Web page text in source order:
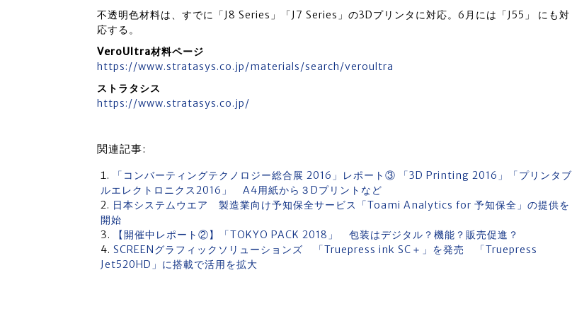
不透明色材料は、すでに「J8 Series」「J7 Series」の3Dプリンタに対応。6月には「J55」 にも対
応する。
VeroUltra材料ページ
https://www.stratasys.co.jp/materials/search/veroultra
ストラタシス
https://www.stratasys.co.jp/
関連記事:
「コンバーティングテクノロジー総合展 2016」レポート③ 「3D Printing 2016」「プリンタブ
ルエレクトロニクス2016」 A4用紙から３Dプリントなど
日本システムウエア 製造業向け予知保全サービス「Toami Analytics for 予知保全」の提供を
開始
【開催中レポート②】「TOKYO PACK 2018」 包装はデジタル？機能？販売促進？
SCREENグラフィックソリューションズ 「Truepress ink SC＋」を発売 「Truepress
Jet520HD」に搭載で活用を拡大